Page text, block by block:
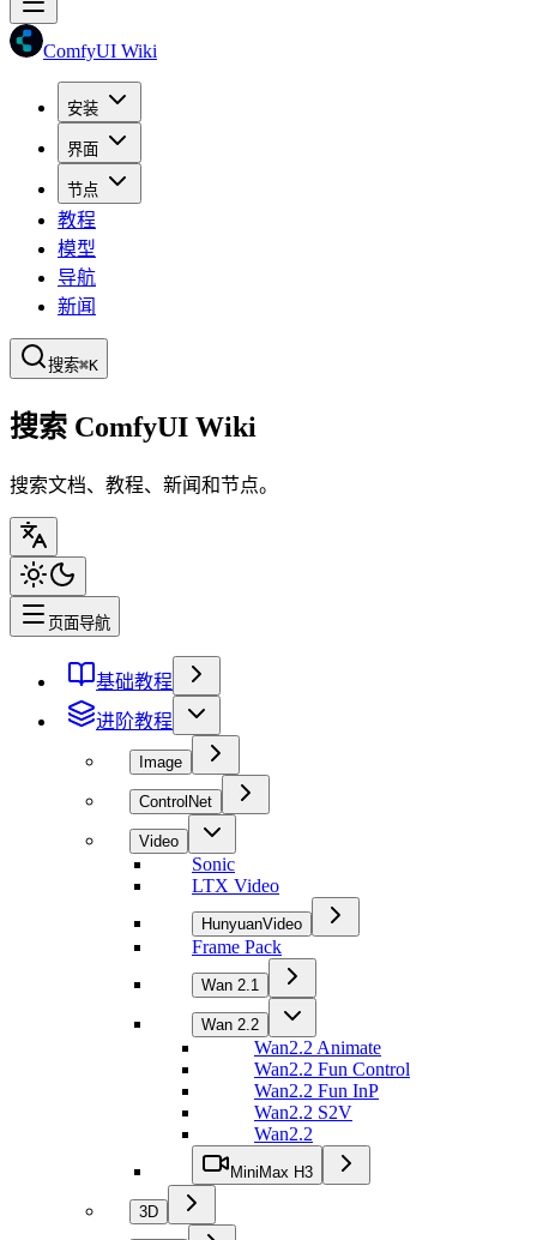
ComfyUI Wiki
安装
界面
节点
教程
模型
导航
新闻
搜索⌘K
搜索 ComfyUI Wiki
搜索文档、教程、新闻和节点。
页面导航
基础教程
进阶教程
Image
ControlNet
Video
Sonic
LTX Video
HunyuanVideo
Frame Pack
Wan 2.1
Wan 2.2
Wan2.2 Animate
Wan2.2 Fun Control
Wan2.2 Fun InP
Wan2.2 S2V
Wan2.2
MiniMax H3
3D